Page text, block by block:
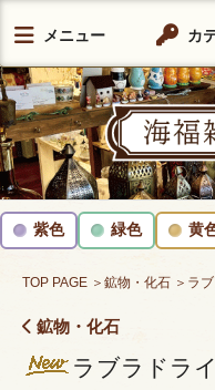
メニュー カ
紫色 緑色 黄
TOP PAGE ＞鉱物・化石 ＞ラ
鉱物・化石
ラブラドラ